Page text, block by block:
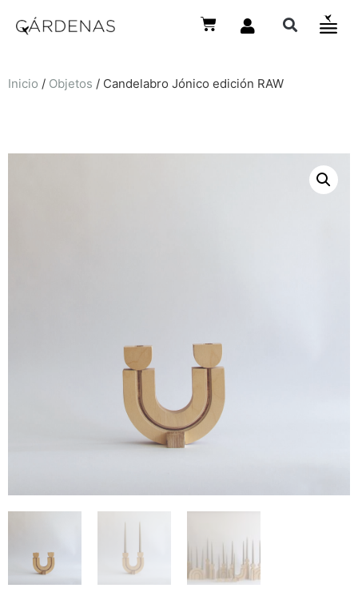
Inicio / Objetos / Candelabro Jónico edición RAW